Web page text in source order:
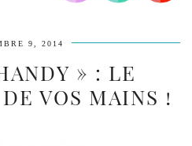
9, 2014
» : LE
VOS MAINS !